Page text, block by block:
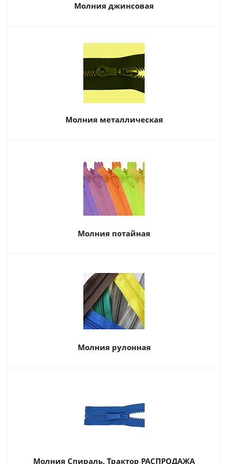
Молния джинсовая
Молния металлическая
Молния потайная
Молния рулонная
Молния Спираль, Трактор РАСПРОДАЖА